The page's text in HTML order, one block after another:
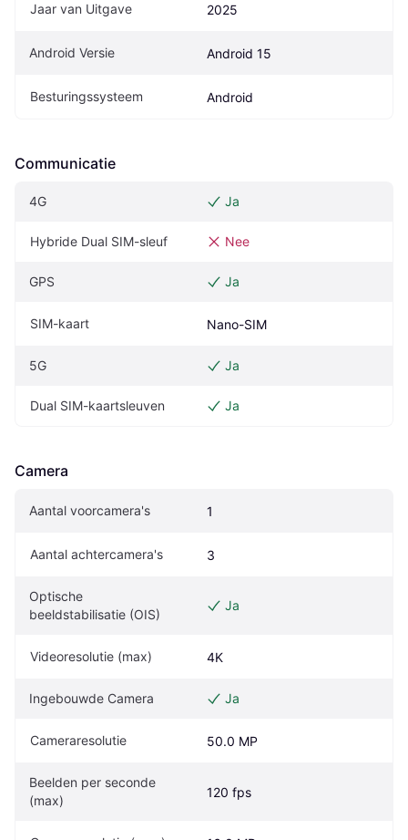
Jaar van Uitgave 2025
Android Versie Android 15
Besturingssysteem Android
Communicatie
4G Ja
Hybride Dual SIM-sleuf Nee
GPS Ja
SIM-kaart Nano-SIM
5G Ja
Dual SIM-kaartsleuven Ja
Camera
Aantal voorcamera's 1
Aantal achtercamera's 3
Optische
beeldstabilisatie (OIS)
Ja
Videoresolutie (max) 4K
Ingebouwde Camera Ja
Cameraresolutie 50.0 MP
Beelden per seconde
(max)
120 fps